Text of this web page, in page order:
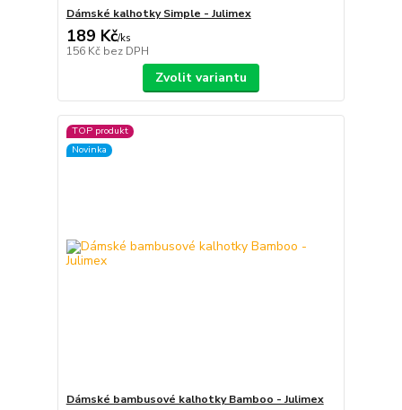
Dámské kalhotky Simple - Julimex
189 Kč/ks
156 Kč bez DPH
Zvolit variantu
TOP produkt
Novinka
Dámské bambusové kalhotky Bamboo - Julimex